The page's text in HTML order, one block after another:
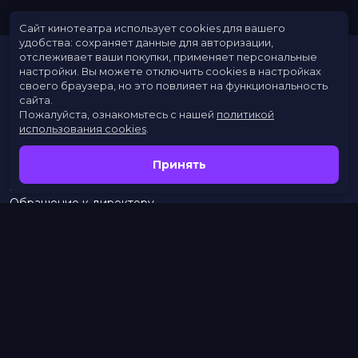
Расписание
Скоро в кино
Заведения
Обращение к директору
Сайт кинотеатра использует cookies для вашего
удобства: сохраняет данные для авторизации,
отслеживает ваши покупки, применяет персональные
настройки. Вы можете отключить cookies в настройках
своего браузера, но это повлияет на функциональность
сайта.
Пожалуйста, ознакомьтесь с нашей политикой
использования cookies
Принять